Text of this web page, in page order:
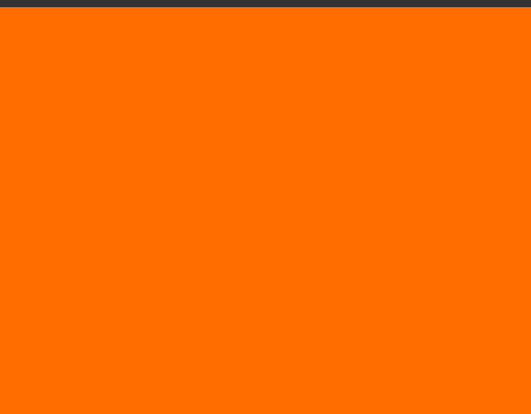
38390 Vertrieu - FRANCE